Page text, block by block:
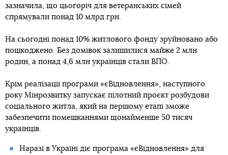
зазначила, що цьогоріч для ветеранських сімей
спрямували понад 10 млрд грн.
На сьогодні понад 10% житлового фонду зруйновано або
пошкоджено. Без домівок залишилися майже 2 млн
родин, а понад 4,6 млн українців стали ВПО.
Крім реалізації програми «єВідновлення», наступного
року Мінрозвитку запускає пілотний проєкт розбудови
соціального житла, який на першому етапі зможе
забезпечити помешканнями щонайменше 50 тисяч
українців.
Наразі в Україні діє програма «єВідновлення» для